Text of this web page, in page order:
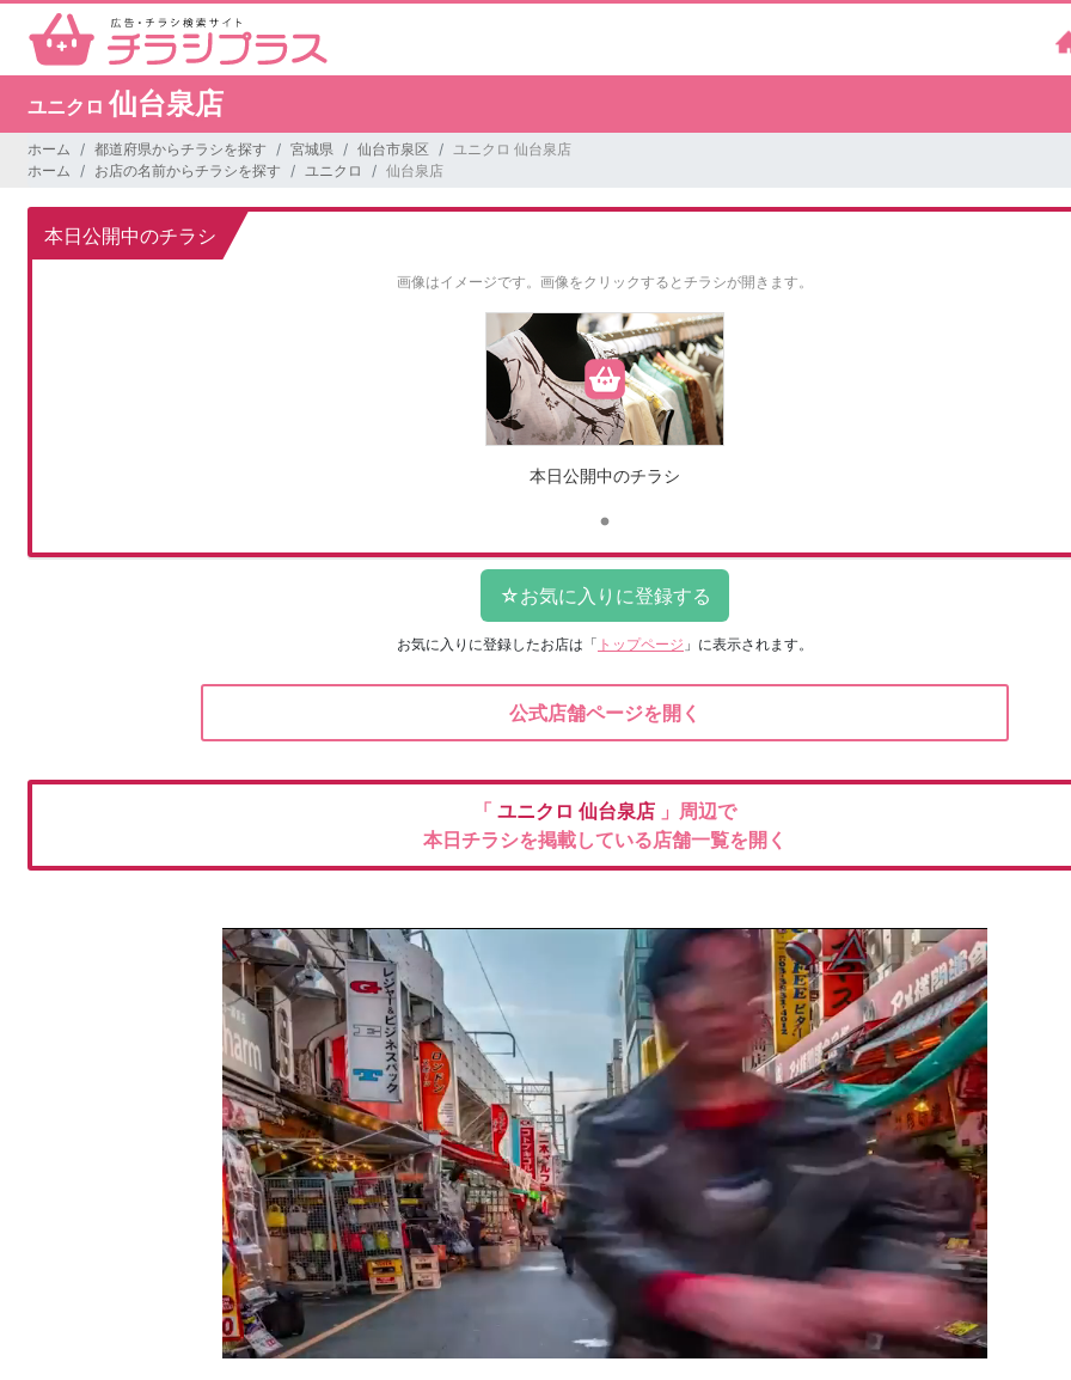
ユニクロ 仙台泉店
ホーム 都道府県からチラシを探す 宮城県 仙台市泉区
ユニクロ 仙台泉店
ホーム
お店の名前からチラシを探す ユニクロ 仙台泉店
本日公開中のチラシ
画像はイメージです。 画像をクリックするとチラシが開きます。
本日公開中のチラシ
お気に入りに登録したお店は 「 トップページ 」に表示されます。
公式店舗ページを開く
「 ユニクロ 仙台泉店 」周辺で
本日チラシを掲載している店舗一覧を開く